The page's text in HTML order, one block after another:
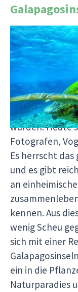
Die zu Ecuador
liegen
der Westküste
weltberühmt
Fahrt der
lebenden
wurden. Heute
Fotografen,
Es herrscht
und es gibt
an
kennen. Aus
wenig Scheu
sich mit einer
ein in die
Naturparadies